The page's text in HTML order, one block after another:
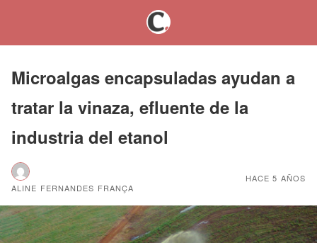
Microalgas encapsuladas ayudan a
tratar la vinaza, efluente de la
industria del etanol
ALINE FERNANDES FRANÇA
HACE 5 AÑOS